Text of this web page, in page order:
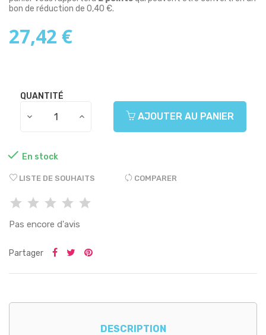
bon de réduction de 0,40 €.
27,42 €
QUANTITÉ
AJOUTER AU PANIER
 En stock
LISTE DE SOUHAITS COMPARER
Pas encore d'avis
Partager
DESCRIPTION